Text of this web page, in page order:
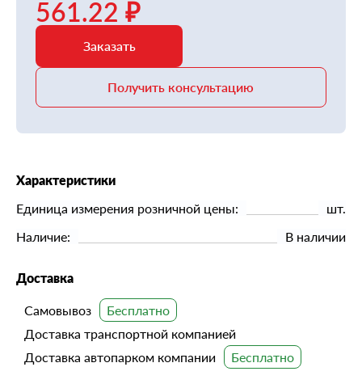
561.22 ₽
Заказать
Получить консультацию
Характеристики
Единица измерения розничной цены:
шт.
Наличие:
В наличии
Доставка
Самовывоз
Доставка транспортной компанией
Доставка автопарком компании